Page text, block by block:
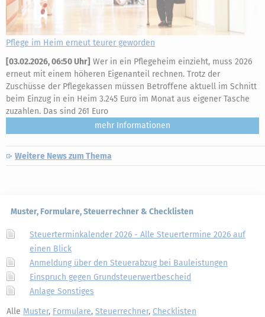
Pflege im Heim erneut teurer geworden
[03.02.2026, 06:50 Uhr] Wer in ein Pflegeheim einzieht, muss 2026
erneut mit einem höheren Eigenanteil rechnen. Trotz der
Zuschüsse der Pflegekassen müssen Betroffene aktuell im Schnitt
beim Einzug in ein Heim 3.245 Euro im Monat aus eigener Tasche
zuzahlen. Das sind 261 Euro
mehr
Weitere News zum Thema
Muster, Formulare, Steuerrechner & Checklisten
Steuerterminkalender 2026 - Alle Steuertermine 2026 auf
einen Blick
Anmeldung über den Steuerabzug bei Bauleistungen
Einspruch gegen Grundsteuerwertbescheid
Anlage Sonstiges
Alle Muster, Formulare, Steuerrechner, Checklisten